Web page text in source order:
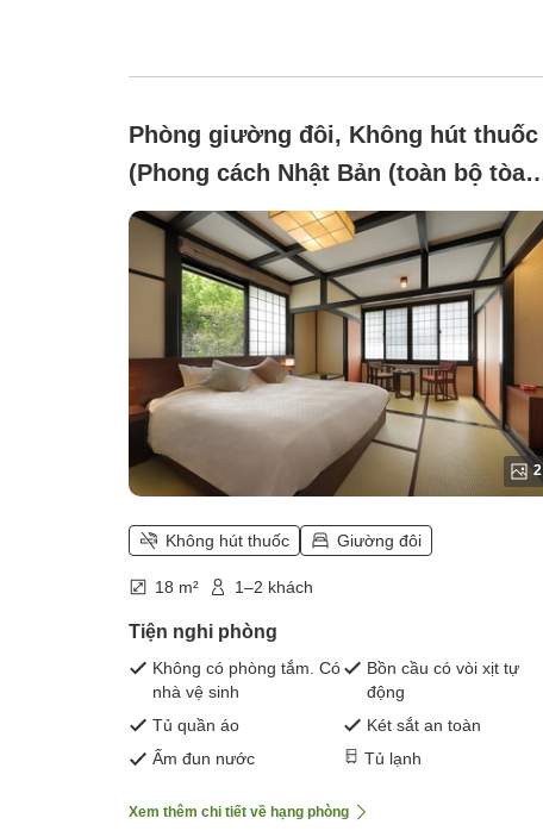
Phòng giường đôi, Không hút thuốc
(Phong cách Nhật Bản (toàn bộ tòa
nhà))
2
Không hút thuốc Giường đôi
18 m² 1–2 khách
Tiện nghi phòng
Không có phòng tắm. Có
nhà vệ sinh
Bồn cầu có vòi xịt tự
động
Tủ quần áo
Két sắt an toàn
Ấm đun nước
Tủ lạnh
Xem thêm chi tiết về hạng phòng